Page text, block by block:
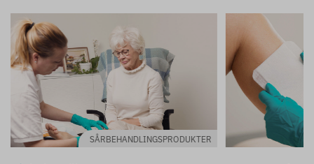
SÅRBEHANDLINGSPRODUKTER